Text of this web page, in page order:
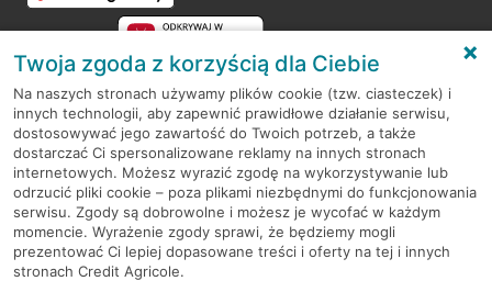
RODO
Regulamin serwisu
Mapa serwisu
PolitykaCookies
Twoja zgoda z korzyścią dla Ciebie
Na naszych stronach używamy plików cookie (tzw. ciasteczek) i
innych technologii, aby zapewnić prawidłowe działanie serwisu,
dostosowywać jego zawartość do Twoich potrzeb, a także
dostarczać Ci spersonalizowane reklamy na innych stronach
internetowych. Możesz wyrazić zgodę na wykorzystywanie lub
odrzucić pliki cookie – poza plikami niezbędnymi do funkcjonowania
serwisu. Zgody są dobrowolne i możesz je wycofać w każdym
momencie. Wyrażenie zgody sprawi, że będziemy mogli
prezentować Ci lepiej dopasowane treści i oferty na tej i innych
stronach Credit Agricole.